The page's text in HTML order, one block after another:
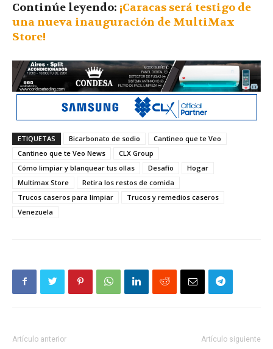
Continúe leyendo: ¡Caracas será testigo de
una nueva inauguración de MultiMax
Store!
ETIQUETAS Bicarbonato de sodio
Cantineo que te Veo
Cantineo que te Veo News
CLX Group
Cómo limpiar y blanquear tus ollas
Desafío
Hogar
Multimax Store
Retira los restos de comida
Trucos caseros para limpiar
Trucos y remedios caseros
Venezuela
Artículo anterior Artículo siguiente